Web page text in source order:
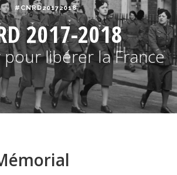
#CNRD20172018
2017-2018
pour libérer la France